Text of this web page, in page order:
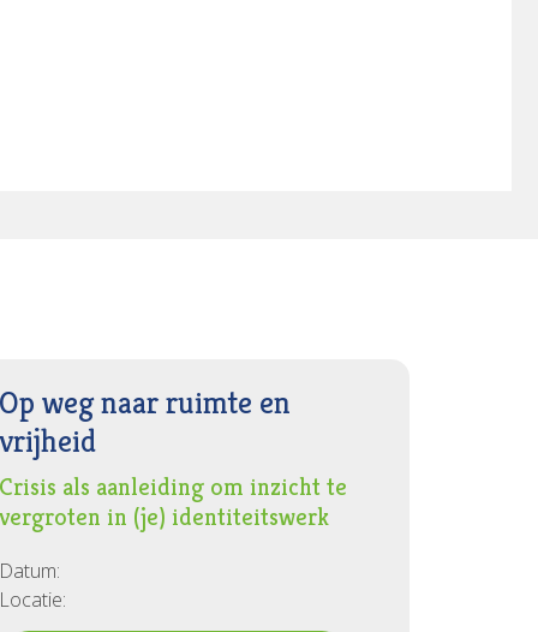
Op weg naar ruimte en
vrijheid
Crisis als aanleiding om inzicht te
vergroten in (je) identiteitswerk
Datum:
Locatie: